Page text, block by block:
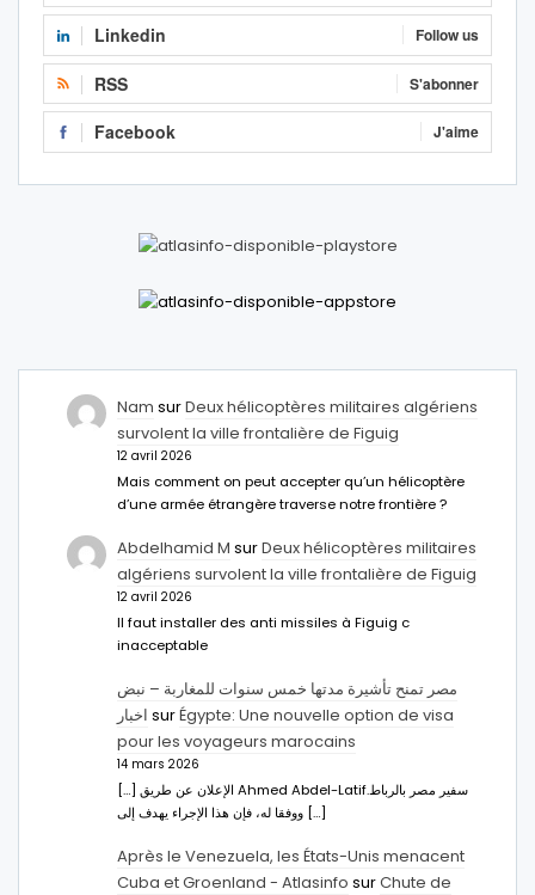
Linkedin Follow us
RSS S'abonner
Facebook J'aime
Nam surDeux hélicoptères militaires algériens
survolent la ville frontalière de Figuig
12 avril 2026
Mais comment on peut accepter qu’un hélicoptère
d’une armée étrangère traverse notre frontière ?
Abdelhamid M surDeux hélicoptères militaires
algériens survolent la ville frontalière de Figuig
12 avril 2026
Il faut installer des anti missiles à Figuig c
inacceptable
مصر تمنح تأشيرة مدتها خمس سنوات للمغاربة – نبض
اخبار surÉgypte: Une nouvelle option de visa
pour les voyageurs marocains
14 mars 2026
[…] الإعلان عن طريق Ahmed Abdel-Latifسفير مصر بالرباط.
ووفقا له، فإن هذا الإجراء يهدف إلى […]
Après le Venezuela, les États-Unis menacent
Cuba et Groenland - Atlasinfo surChute de